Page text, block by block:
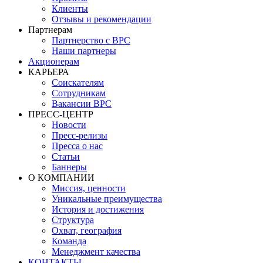
Клиенты
Отзывы и рекомендации
Партнерам
Партнерство с BPC
Наши партнеры
Акционерам
КАРЬЕРА
Соискателям
Сотрудникам
Вакансии BPC
ПРЕСС-ЦЕНТР
Новости
Пресс-релизы
Пресса о нас
Статьи
Баннеры
О КОМПАНИИ
Миссия, ценности
Уникальные преимущества
История и достижения
Структура
Охват, география
Команда
Менеджмент качества